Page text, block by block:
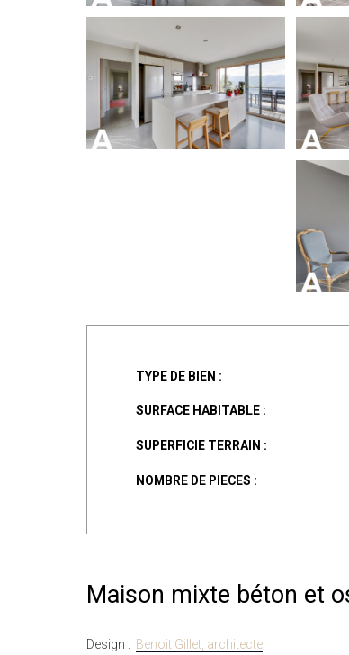
TYPE DE BIEN :
SURFACE HABITABLE :
SUPERFICIE TERRAIN :
NOMBRE DE PIECES :
Maison mixte béton et
Design : Benoit Gillet, architecte